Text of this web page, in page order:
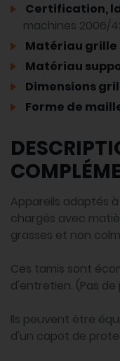
Certification,
machines 2006/
Matériau grille
Matériau
Dimensions
Forme de
Appareils adaptés
chargés avec
grasses et non
Ces tamis sont
d'entretien. (Pas
Ils peuvent être
d'un capot de